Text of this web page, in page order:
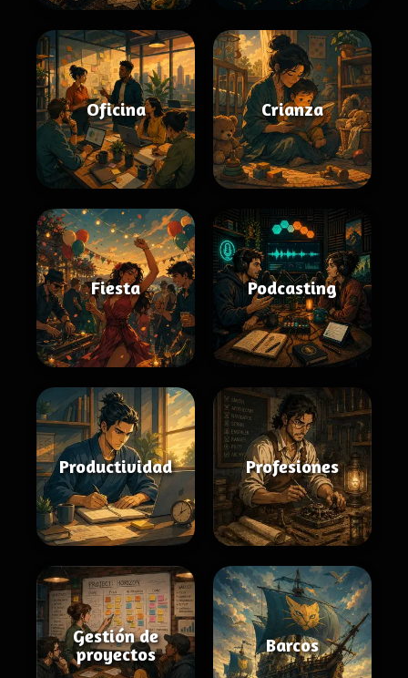
Oficina Crianza
Fiesta Podcasting
Productividad Profesiones
Gestión de
proyectos
Barcos